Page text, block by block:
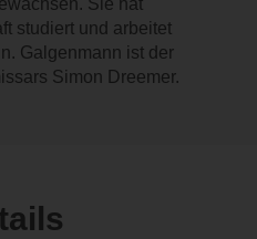
Sie hat
studiert und arbeitet
Galgenmann ist der
Simon Dreemer.